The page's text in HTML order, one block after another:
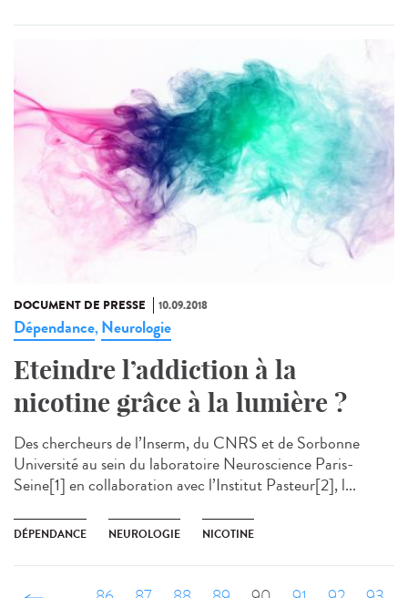
DOCUMENT DE PRESSE 10.09.2018
Dépendance, Neurologie
Eteindre l’addiction à la
nicotine grâce à la lumière ?
Des chercheurs de l’Inserm, du CNRS et de Sorbonne
Université au sein du laboratoire Neuroscience Paris-
Seine[1] en collaboration avec l’Institut Pasteur[2], l...
DÉPENDANCE NEUROLOGIE NICOTINE